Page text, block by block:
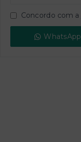
Concordo com a
WhatsApp